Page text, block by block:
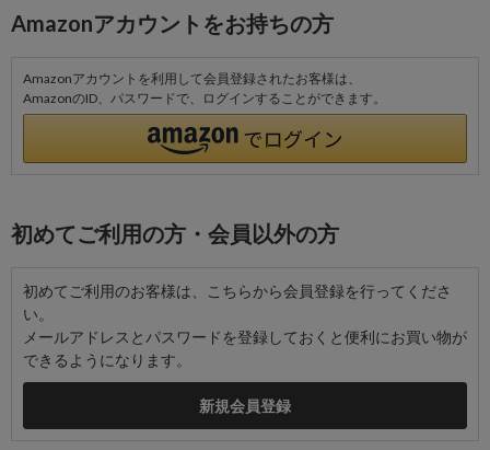
Amazonアカウントをお持ちの方
Amazonアカウントを利用して会員登録されたお客様は、
AmazonのID、パスワードで、ログインすることができます。
初めてご利用の方・会員以外の方
初めてご利用のお客様は、こちらから会員登録を行ってくださ
い。
メールアドレスとパスワードを登録しておくと便利にお買い物が
できるようになります。